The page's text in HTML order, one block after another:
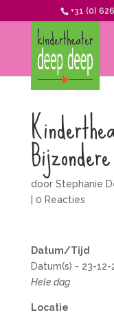
+31 (0)
door Stephanie
0 Reacties
Datum/Tijd
Datum(s) - 23-12-
Hele dag
Locatie